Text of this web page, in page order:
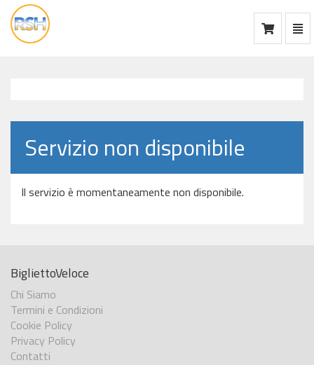
vai
alla
Servizio non disponibile
Il servizio è momentaneamente non disponibile.
BigliettoVeloce
Chi Siamo
Termini e Condizioni
Cookie Policy
Privacy Policy
Contatti